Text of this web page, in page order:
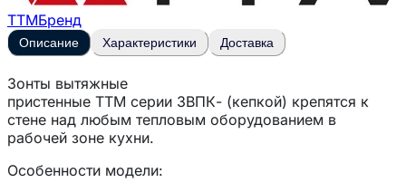
ТТМБренд
Описание Характеристики Доставка
Зонты вытяжные
пристенные ТТМ серии ЗВПК- (кепкой) крепятся к
стене над любым тепловым оборудованием в
рабочей зоне кухни.
Особенности модели: